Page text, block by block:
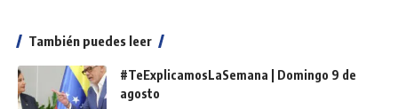
También puedes leer
#TeExplicamosLaSemana | Domingo 9 de
agosto